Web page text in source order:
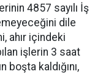
4857 sayılı İş
dile
ahır içindeki
işlerin 3 saat
boşta kaldığını,